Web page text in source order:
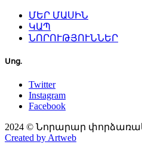
ՄԵՐ ՄԱՍԻՆ
ԿԱՊ
ՆՈՐՈՒԹՅՈՒՆՆԵՐ
Սոց.
Twitter
Instagram
Facebook
2024 © Նորարար
Created by Artweb